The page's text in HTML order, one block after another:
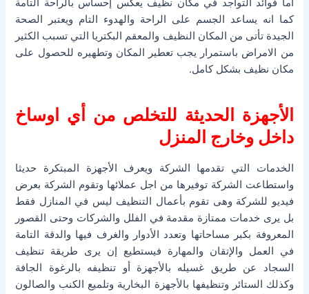
اما فوائد التواجد في مكان نظيف يعكس إحساس بالراحة التامة
كما انه يساعد الجسم على الراحة والهدوء التام ويعتبر الصحة
الجيدة تأتى من المكان النظيف والمعقم البكتريا التي تسبب الكثير
من الامراض باستمرار يجب تعطير المكان وتطهيره للحصول على
مكان نظيف بشكل كامل.
الأجهزة الحديثة للتخلص من أي اوساخ
داخل وخارج المنزل
الخدمات التي تقدمها الشركة ويعرف الأجهزة المبتكرة حديثا
واستطاعت الشركة توفيرها من اجل عملائها وتقوم الشركة بعرض
فيديو للشركة وهى تقوم بأعمال التنظيف ليس في المنازل فقط
بل يرى خدمات ممتازة مقدمة في الفلل والشركات وحتى القصور
المعروفة بكبر مساحاتها وتعدد الأدوار والغرف فيها والدقة التامة
في العمل والإتقان والمهارة فيستطيع إن يرى طريقة تنظيف
السجاد عن طريق غسيله بالأجهزة أو تنظيفه بالرغوة الجافة
وكذلك الستائر وتنظيفها بالأجهزة البخارية وتلميع الكنب والصالون